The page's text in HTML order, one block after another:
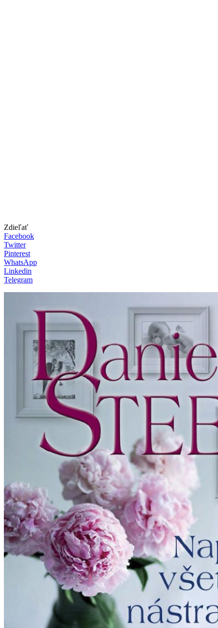
Zdieľať
Facebook
Twitter
Pinterest
WhatsApp
Linkedin
Telegram